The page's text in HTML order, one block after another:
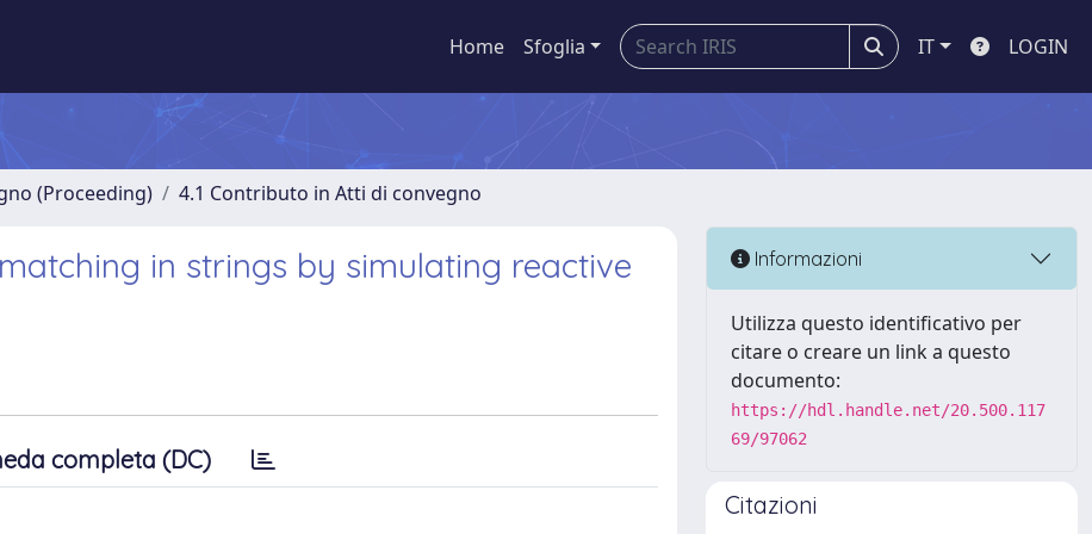
Home Sfoglia IT LOGIN
(Proceeding) 4.1 Contributo in Atti di convegno
in strings by simulating reactive
completa (DC)
Informazioni
Utilizza questo identificativo per
citare o creare un link a questo
documento:
https://hdl.handle.net/20.500.117
69/97062
Citazioni